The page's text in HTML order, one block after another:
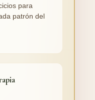
para
patrón del